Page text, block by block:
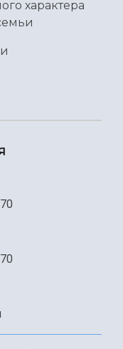
кампус
характера